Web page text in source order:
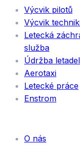
Výcvik pilotů
Výcvik
Letecká
služba
Údržba letadel
Aerotaxi
Letecké práce
Enstrom
O nás